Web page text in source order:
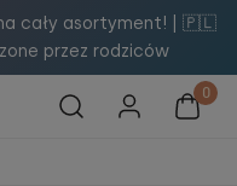
cały asortyment! | 🇵🇱
przez rodziców